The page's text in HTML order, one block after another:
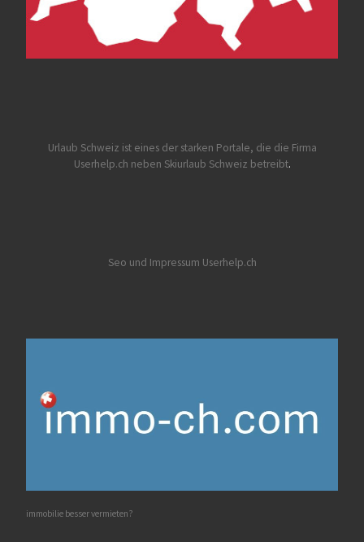
Urlaub Schweiz ist eines der starken Portale, die die Firma
Userhelp.ch neben Skiurlaub Schweiz betreibt.
Seo und Impressum Userhelp.ch
immobilie besser vermieten?